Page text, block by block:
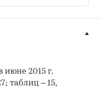
июне 2015 г.
таблиц – 15,